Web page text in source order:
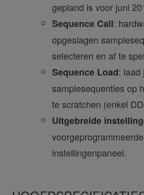
gepland is voor juni
Sequence Call:
opgeslagen
selecteren en af te
Sequence Load: laad
samplesequenties op
te scratchen (enkel
Uitgebreide
instellingenpaneel.